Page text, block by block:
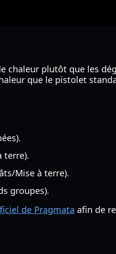
plutôt que les
que le pistolet
terre).
Mise à terre).
groupes).
de Pragmata afin de